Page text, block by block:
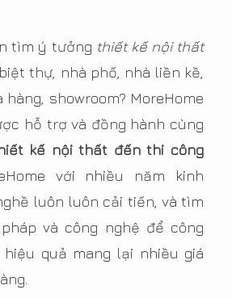
tìm ý tưởng thiết kế nội thất
thự, nhà phố, nhà liền kề,
hàng, showroom? MoreHome
hỗ trợ và đồng hành cùng
kế nội thất đến thi công
với nhiều năm kinh
luôn luôn cải tiến, và tìm
và công nghệ để công
quả mang lại nhiều giá